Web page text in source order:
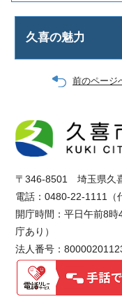
久喜の魅力
前のページ
〒346-8501 埼玉県久
電話：0480-22-1111（
開庁時間：平日午前8
庁あり）
法人番号：